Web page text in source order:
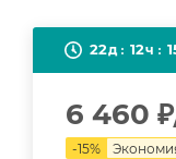
22д 12ч
6 460 ₽
-15%